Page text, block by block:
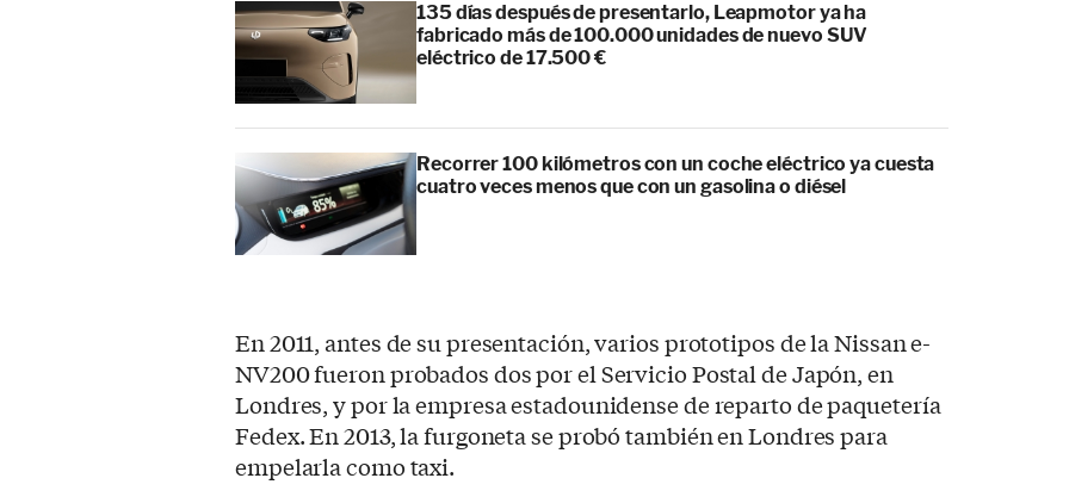
135 días después de presentarlo, Leapmotor ya ha
fabricado más de 100.000 unidades de nuevo SUV
eléctrico de 17.500 €
Recorrer 100 kilómetros con un coche eléctrico ya cuesta
cuatro veces menos que con un gasolina o diésel
En 2011, antes de su presentación, varios prototipos de la Nissan e-
NV200 fueron probados dos por el Servicio Postal de Japón, en
Londres, y por la empresa estadounidense de reparto de paquetería
Fedex. En 2013, la furgoneta se probó también en Londres para
empelarla como taxi.